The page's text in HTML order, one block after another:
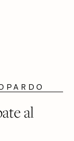
al